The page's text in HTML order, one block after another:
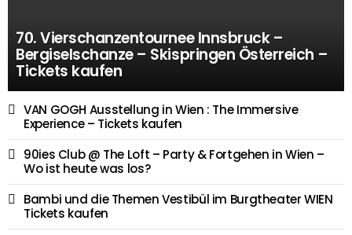
70. Vierschanzentournee Innsbruck –
Bergiselschanze – Skispringen Österreich –
Tickets kaufen
VAN GOGH Ausstellung in Wien : The Immersive
Experience – Tickets kaufen
90ies Club @ The Loft – Party & Fortgehen in Wien –
Wo ist heute was los?
Bambi und die Themen Vestibül im Burgtheater WIEN
Tickets kaufen